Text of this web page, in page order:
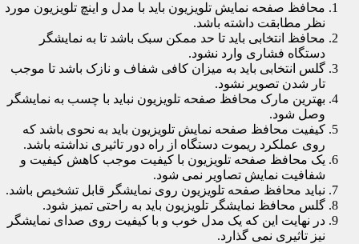
محافظ صفحه نمایش تلویزیون باید با مدل و اینچ تلویزیون مورد
نظر مطابقت داشته باشد.
محافظ انتخابی باید تا حد ممکن سبک باشد تا به نمایشگر
دستگاه فشاری وارد نشود.
گلس انتخابی باید به میزان کافی شفاف و نازک باشد تا موجب
تار شدن تصویر نشود.
بهترین مارک محافظ صفحه تلویزیون نباید با چسب به نمایشگر
وصل شود.
کیفیت محافظ صفحه نمایش تلویزیون باید به نحوی باشد که
روی عملکرد ریموت دستگاه از راه دور تاثیری نداشته باشد.
یک محافظ صفحه تلویزیون با کیفیت موجب کاهش کیفیت و
شفافیت نمایش تصاویر نمی شود.
نباید محافظ صفحه تلویزیون روی نمایشگر قابل تشخیص باشد.
گلس محافظ نمایشگر تلویزیون باید به راحتی تمیز شود.
در نهایت این که یک مدل خوب و با کیفیت روی صدای نمایشگر
نیز تاثیری نمی گذارد.